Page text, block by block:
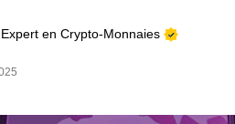
en Crypto-Monnaies